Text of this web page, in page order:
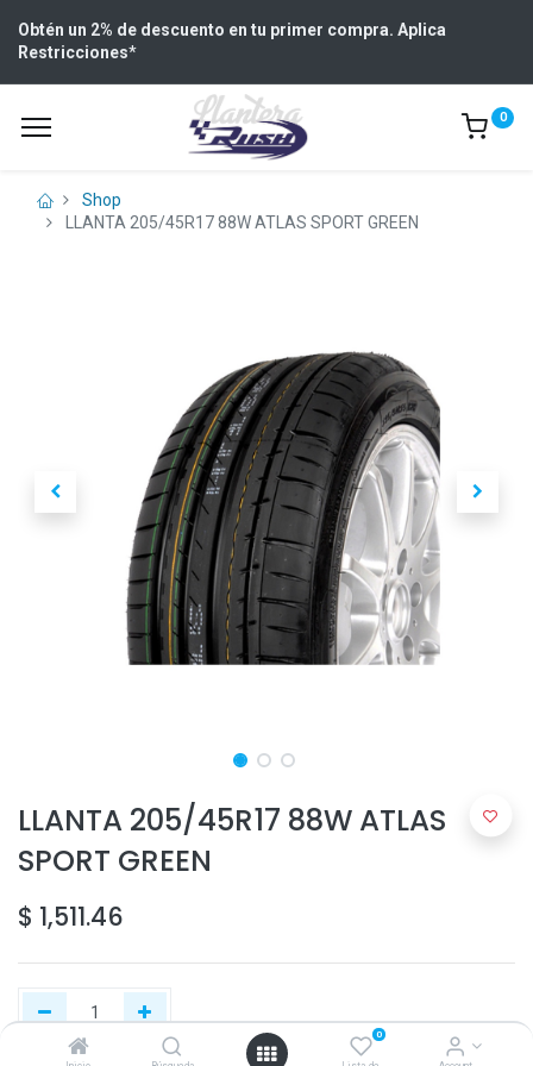
0
Obtén un 2% de descuento en tu primer compra. Aplica
Restricciones*
0
Shop
LLANTA 205/45R17 88W ATLAS SPORT GREEN
LLANTA 205/45R17 88W ATLAS
SPORT GREEN
$ 1,511.46